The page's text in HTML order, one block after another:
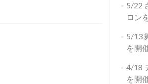
5/22
ロン
5/13
を開
4/18
を開